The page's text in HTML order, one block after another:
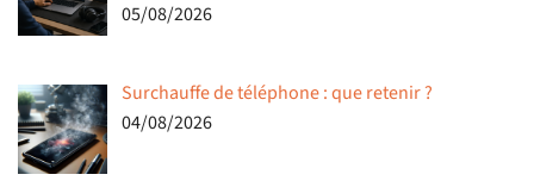
05/08/2026
Surchauffe de téléphone : que retenir ?
04/08/2026